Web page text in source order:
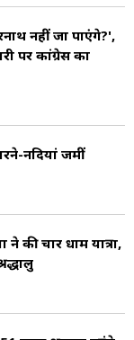
का पालन
नहीं जा पाएंगे?',
पर कांग्रेस का
नदियां जमीं
ने की चार धाम यात्रा,